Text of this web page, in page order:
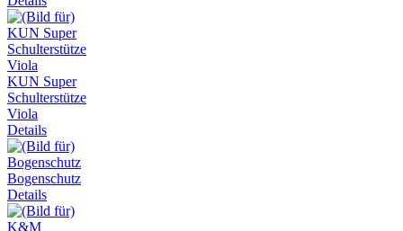
KUN Super
Schulterstütze
Viola
Details
Bogenschutz
Details